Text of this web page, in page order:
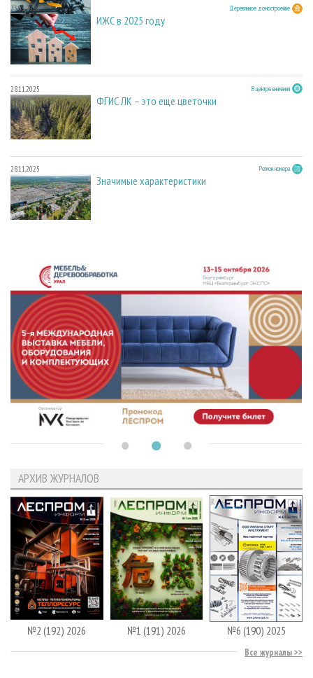
23.03.2026 Деревянное домостроение
ИЖС в 2025 году
28.11.2025 В центре внимания
ФГИС ЛК – это еще цветочки
28.11.2025 Регион номера
Значимые характеристики
АРХИВ ЖУРНАЛОВ
№2 (192) 2026 №1 (191) 2026 №6 (190) 2025
Все журналы